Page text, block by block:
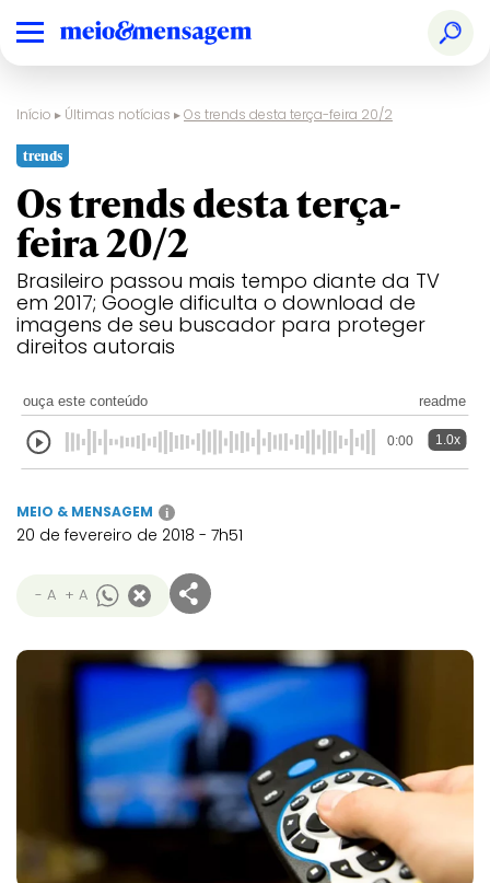
Início ▸ Últimas notícias ▸Os trends desta terça-feira 20/2
trends
Os trends desta terça-
feira 20/2
Brasileiro passou mais tempo diante da TV
em 2017; Google dificulta o download de
imagens de seu buscador para proteger
direitos autorais
ouça este conteúdo readme
0:00 1.0x
MEIO & MENSAGEM i
20 de fevereiro de 2018 - 7h51
- A + A